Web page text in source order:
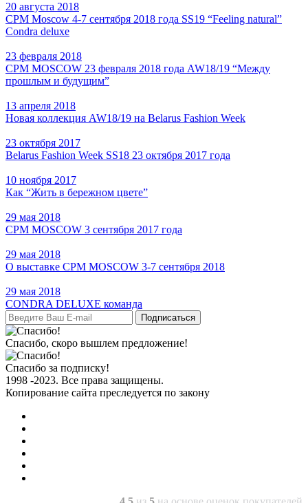
20 августа 2018
CPM Moscow 4-7 сентября 2018 года SS19 “Feeling natural”
Condra deluxe
23 февраля 2018
CPM MOSCOW 23 февраля 2018 года AW18/19 “Между
прошлым и будущим”
13 апреля 2018
Новая коллекция AW18/19 на Belarus Fashion Week
23 октября 2017
Belarus Fashion Week SS18 23 октября 2017 года
10 ноября 2017
Как “Жить в бережном цвете”
29 мая 2018
CPM MOSCOW 3 сентября 2017 года
29 мая 2018
О выставке CPM MOSCOW 3-7 сентября 2018
29 мая 2018
CONDRA DELUXE команда
Подписаться
Спасибо, скоро вышлем предложение!
Спасибо за подписку!
1998 -2023. Все права защищены.
Копирование сайта преследуется по закону